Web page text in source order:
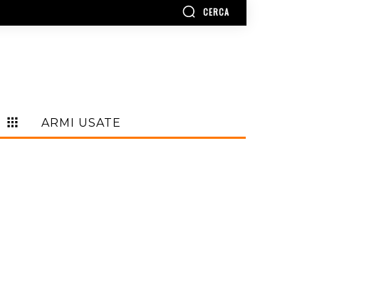
CERCA
ARMI USATE